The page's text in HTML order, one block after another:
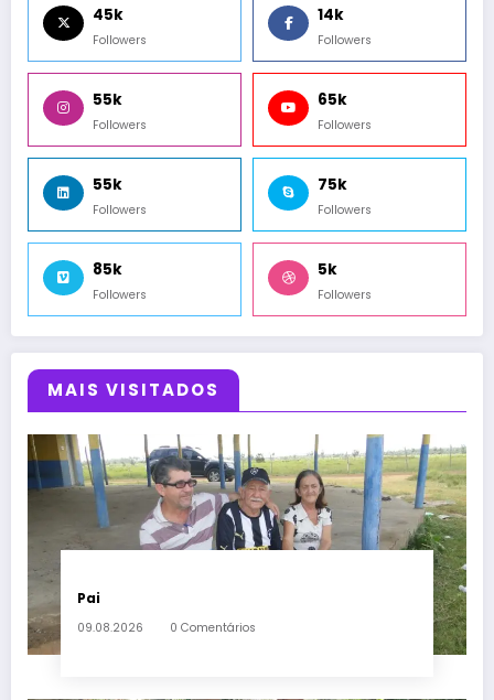
45k
Followers
14k
Followers
55k
Followers
65k
Followers
55k
Followers
75k
Followers
85k
Followers
5k
Followers
MAIS VISITADOS
Pai
09.08.2026 0 Comentários